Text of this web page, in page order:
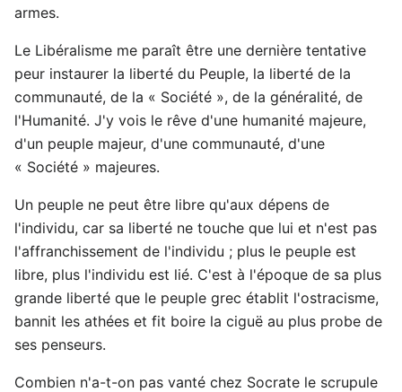
armes.
Le Libéralisme me paraît être une dernière tentative
peur instaurer la liberté du Peuple, la liberté de la
communauté, de la « Société », de la généralité, de
l'Humanité. J'y vois le rêve d'une humanité majeure,
d'un peuple majeur, d'une communauté, d'une
« Société » majeures.
Un peuple ne peut être libre qu'aux dépens de
l'individu, car sa liberté ne touche que lui et n'est pas
l'affranchissement de l'individu ; plus le peuple est
libre, plus l'individu est lié. C'est à l'époque de sa plus
grande liberté que le peuple grec établit l'ostracisme,
bannit les athées et fit boire la ciguë au plus probe de
ses penseurs.
Combien n'a-t-on pas vanté chez Socrate le scrupule